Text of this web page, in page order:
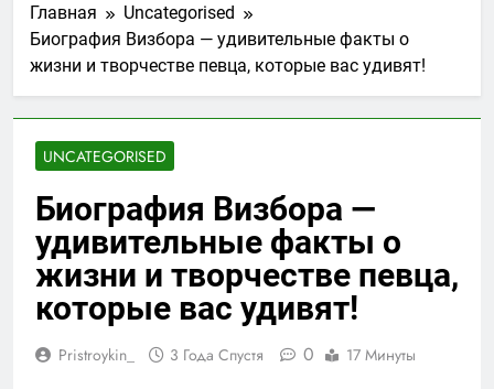
Главная
Uncategorised
Биография Визбора — удивительные факты о
жизни и творчестве певца, которые вас удивят!
UNCATEGORISED
Биография Визбора —
удивительные факты о
жизни и творчестве певца,
которые вас удивят!
Pristroykin_ 3 Года Спустя 0 17 Минуты